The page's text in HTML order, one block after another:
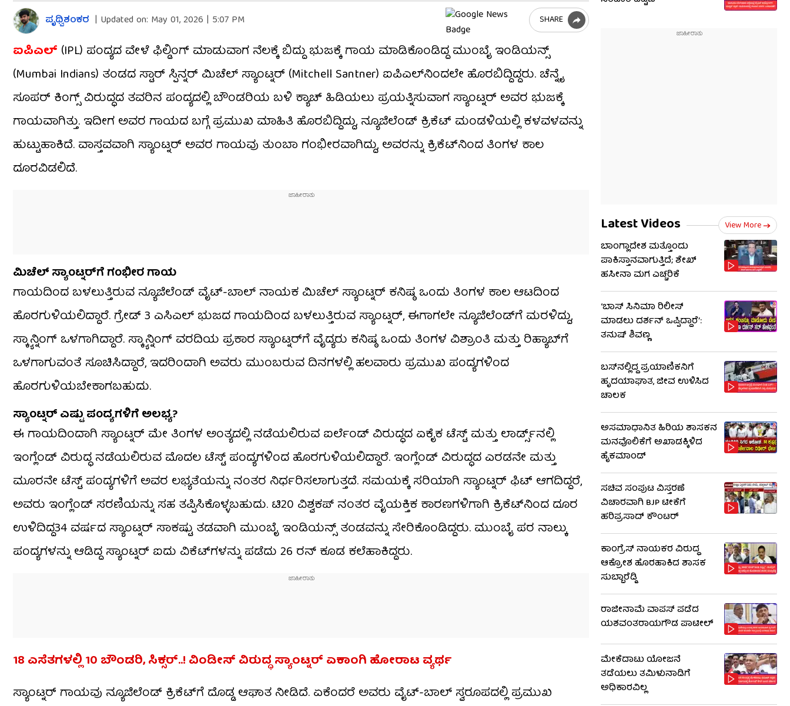
ಪೃಥ್ವಿಶಂಕರ | Updated on: May 01, 2026 | 5:07 PM SHARE
ಐಪಿಎಲ್ (IPL) ಪಂದ್ಯದ ವೇಳೆ ಫಿಲ್ಡಿಂಗ್ ಮಾಡುವಾಗ ನೆಲಕ್ಕೆ ಬಿದ್ದು ಭುಜಕ್ಕೆ ಗಾಯ ಮಾಡಿಕೊಂಡಿದ್ದ ಮುಂಬೈ ಇಂಡಿಯನ್ಸ್
(Mumbai Indians) ತಂಡದ ಸ್ಟಾರ್ ಸ್ಪಿನ್ನರ್ ಮಿಚೆಲ್ ಸ್ಯಾಂಟ್ನರ್ (Mitchell Santner) ಐಪಿಎಲ್​ನಿಂದಲೇ ಹೊರಬಿದ್ದಿದ್ದರು. ಚೆನ್ನೈ
ಸೂಪರ್ ಕಿಂಗ್ಸ್ ವಿರುದ್ಧದ ತವರಿನ ಪಂದ್ಯದಲ್ಲಿ ಬೌಂಡರಿಯ ಬಳಿ ಕ್ಯಾಚ್ ಹಿಡಿಯಲು ಪ್ರಯತ್ನಿಸುವಾಗ ಸ್ಯಾಂಟ್ನರ್ ಅವರ ಭುಜಕ್ಕೆ
ಗಾಯವಾಗಿತ್ತು. ಇದೀಗ ಅವರ ಗಾಯದ ಬಗ್ಗೆ ಪ್ರಮುಖ ಮಾಹಿತಿ ಹೊರಬಿದ್ದಿದ್ದು, ನ್ಯೂಜಿಲೆಂಡ್ ಕ್ರಿಕೆಟ್ ಮಂಡಳಿಯಲ್ಲಿ ಕಳವಳವನ್ನು
ಹುಟ್ಟುಹಾಕಿದೆ. ವಾಸ್ತವವಾಗಿ ಸ್ಯಾಂಟ್ನರ್ ಅವರ ಗಾಯವು ತುಂಬಾ ಗಂಭೀರವಾಗಿದ್ದು, ಅವರನ್ನು ಕ್ರಿಕೆಟ್​ನಿಂದ ತಿಂಗಳ ಕಾಲ
ದೂರವಿಡಲಿದೆ.
ಮಿಚೆಲ್ ಸ್ಯಾಂಟ್ನರ್​ಗೆ ಗಂಭೀರ ಗಾಯ
ಗಾಯದಿಂದ ಬಳಲುತ್ತಿರುವ ನ್ಯೂಜಿಲೆಂಡ್ ವೈಟ್-ಬಾಲ್ ನಾಯಕ ಮಿಚೆಲ್ ಸ್ಯಾಂಟ್ನರ್ ಕನಿಷ್ಠ ಒಂದು ತಿಂಗಳ ಕಾಲ ಆಟದಿಂದ
ಹೊರಗುಳಿಯಲಿದ್ದಾರೆ. ಗ್ರೇಡ್ 3 ಎಸಿಎಲ್ ಭುಜದ ಗಾಯದಿಂದ ಬಳಲುತ್ತಿರುವ ಸ್ಯಾಂಟ್ನರ್, ಈಗಾಗಲೇ ನ್ಯೂಜಿಲೆಂಡ್‌ಗೆ ಮರಳಿದ್ದು,
ಸ್ಕ್ಯಾನ್ನಿಂಗ್​ ಒಳಗಾಗಿದ್ದಾರೆ. ಸ್ಕ್ಯಾನ್ನಿಂಗ್ ವರದಿಯ ಪ್ರಕಾರ ಸ್ಯಾಂಟ್ನರ್​ಗೆ ವೈದ್ಯರು ಕನಿಷ್ಠ ಒಂದು ತಿಂಗಳ ವಿಶ್ರಾಂತಿ ಮತ್ತು ರಿಹ್ಯಾಬ್​ಗೆ
ಒಳಗಾಗುವಂತೆ ಸೂಚಿಸಿದ್ದಾರೆ, ಇದರಿಂದಾಗಿ ಅವರು ಮುಂಬರುವ ದಿನಗಳಲ್ಲಿ ಹಲವಾರು ಪ್ರಮುಖ ಪಂದ್ಯಗಳಿಂದ
ಹೊರಗುಳಿಯಬೇಕಾಗಬಹುದು.
ಸ್ಯಾಂಟ್ನರ್ ಎಷ್ಟು ಪಂದ್ಯಗಳಿಗೆ ಅಲಭ್ಯ?
ಈ ಗಾಯದಿಂದಾಗಿ ಸ್ಯಾಂಟ್ನರ್ ಮೇ ತಿಂಗಳ ಅಂತ್ಯದಲ್ಲಿ ನಡೆಯಲಿರುವ ಐರ್ಲೆಂಡ್ ವಿರುದ್ಧದ ಏಕೈಕ ಟೆಸ್ಟ್ ಮತ್ತು ಲಾರ್ಡ್ಸ್‌ನಲ್ಲಿ
ಇಂಗ್ಲೆಂಡ್ ವಿರುದ್ಧ ನಡೆಯಲಿರುವ ಮೊದಲ ಟೆಸ್ಟ್ ಪಂದ್ಯಗಳಿಂದ ಹೊರಗುಳಿಯಲಿದ್ದಾರೆ. ಇಂಗ್ಲೆಂಡ್ ವಿರುದ್ಧದ ಎರಡನೇ ಮತ್ತು
ಮೂರನೇ ಟೆಸ್ಟ್ ಪಂದ್ಯಗಳಿಗೆ ಅವರ ಲಭ್ಯತೆಯನ್ನು ನಂತರ ನಿರ್ಧರಿಸಲಾಗುತ್ತದೆ. ಸಮಯಕ್ಕೆ ಸರಿಯಾಗಿ ಸ್ಯಾಂಟ್ನರ್ ಫಿಟ್ ಆಗದಿದ್ದರೆ,
ಅವರು ಇಂಗ್ಲೆಂಡ್ ಸರಣಿಯನ್ನು ಸಹ ತಪ್ಪಿಸಿಕೊಳ್ಳಬಹುದು. ಟಿ20 ವಿಶ್ವಕಪ್ ನಂತರ ವೈಯಕ್ತಿಕ ಕಾರಣಗಳಿಗಾಗಿ ಕ್ರಿಕೆಟ್​ನಿಂದ ದೂರ
ಉಳಿದಿದ್ದ34 ವರ್ಷದ ಸ್ಯಾಂಟ್ನರ್ ಸಾಕಷ್ಟು ತಡವಾಗಿ ಮುಂಬೈ ಇಂಡಿಯನ್ಸ್ ತಂಡವನ್ನು ಸೇರಿಕೊಂಡಿದ್ದರು. ಮುಂಬೈ ಪರ ನಾಲ್ಕು
ಪಂದ್ಯಗಳನ್ನು ಆಡಿದ್ದ ಸ್ಯಾಂಟ್ನರ್ ಐದು ವಿಕೆಟ್‌ಗಳನ್ನು ಪಡೆದು 26 ರನ್‌ ಕೂಡ ಕಲೆಹಾಕಿದ್ದರು.
18 ಎಸೆತಗಳಲ್ಲಿ 10 ಬೌಂಡರಿ, ಸಿಕ್ಸರ್‌..! ವಿಂಡೀಸ್ ವಿರುದ್ಧ ಸ್ಯಾಂಟ್ನರ್ ಏಕಾಂಗಿ ಹೋರಾಟ ವ್ಯರ್ಥ
ಸ್ಯಾಂಟ್ನರ್ ಗಾಯವು ನ್ಯೂಜಿಲೆಂಡ್ ಕ್ರಿಕೆಟ್‌ಗೆ ದೊಡ್ಡ ಆಘಾತ ನೀಡಿದೆ. ಏಕೆಂದರೆ ಅವರು ವೈಟ್-ಬಾಲ್ ಸ್ವರೂಪದಲ್ಲಿ ಪ್ರಮುಖ
Latest Videos View More
ಬಾಂಗ್ಲಾದೇಶ ಮತ್ತೊಂದು
ಪಾಕಿಸ್ತಾನವಾಗುತ್ತಿದೆ; ಶೇಖ್
ಹಸೀನಾ ಮಗ ಎಚ್ಚರಿಕೆ
‘ಬಾಸ್ ಸಿನಿಮಾ ರಿಲೀಸ್
ಮಾಡಲು ದರ್ಶನ್ ಒಪ್ಪಿದ್ದಾರೆ’:
ತನುಷ್ ಶಿವಣ್ಣ
ಬಸ್‌ನಲ್ಲಿದ್ದ ಪ್ರಯಾಣಿಕನಿಗೆ
ಹೃದಯಾಘಾತ, ಜೀವ ಉಳಿಸಿದ
ಚಾಲಕ
ಅಸಮಾಧಾನಿತ ಹಿರಿಯ ಶಾಸಕನ
ಮನವೊಲಿಕೆಗೆ ಅಖಾಡಕ್ಕಿಳಿದ
ಹೈಕಮಾಂಡ್
ಸಚಿವ ಸಂಪುಟ ವಿಸ್ತರಣೆ
ವಿಚಾರವಾಗಿ BJP ಟೀಕೆಗೆ
ಹರಿಪ್ರಸಾದ್ ಕೌಂಟರ್​​
ಕಾಂಗ್ರೆಸ್ ನಾಯಕರ ವಿರುದ್ಧ
ಆಕ್ರೋಶ ಹೊರಹಾಕಿದ ಶಾಸಕ
ಸುಬ್ಬಾರೆಡ್ಡಿ
ರಾಜೀನಾಮೆ ವಾಪಸ್ ಪಡೆದ
ಯಶವಂತರಾಯಗೌಡ ಪಾಟೀಲ್
ಮೇಕೆದಾಟು ಯೋಜನೆ
ತಡೆಯಲು ತಮಿಳುನಾಡಿಗೆ
ಅಧಿಕಾರವಿಲ್ಲ